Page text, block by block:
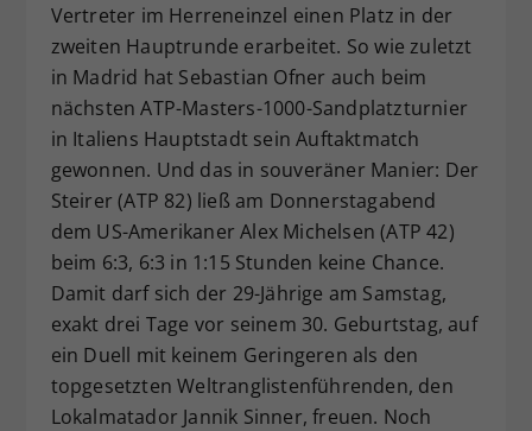
Vertreter im Herreneinzel einen Platz in der
zweiten Hauptrunde erarbeitet. So wie zuletzt
in Madrid hat Sebastian Ofner auch beim
nächsten ATP-Masters-1000-Sandplatzturnier
in Italiens Hauptstadt sein Auftaktmatch
gewonnen. Und das in souveräner Manier: Der
Steirer (ATP 82) ließ am Donnerstagabend
dem US-Amerikaner Alex Michelsen (ATP 42)
beim 6:3, 6:3 in 1:15 Stunden keine Chance.
Damit darf sich der 29-Jährige am Samstag,
exakt drei Tage vor seinem 30. Geburtstag, auf
ein Duell mit keinem Geringeren als den
topgesetzten Weltranglistenführenden, den
Lokalmatador Jannik Sinner, freuen. Noch
Zweck
Dieser Wert speichert Ihre Consent-
Einstellungen. Unter anderem eine
zufällig generierte ID, für die
historische Speicherung Ihrer
vorgenommen Einstellungen, falls der
Webseiten-Betreiber dies eingestellt